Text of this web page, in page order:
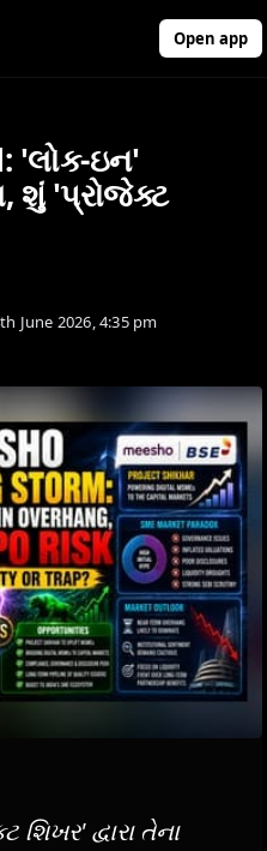
Open app
'લોક-ઇન'
શું 'પ્રોજેક્ટ
June 2026, 4:35 pm
શિખર' દ્વારા તેના